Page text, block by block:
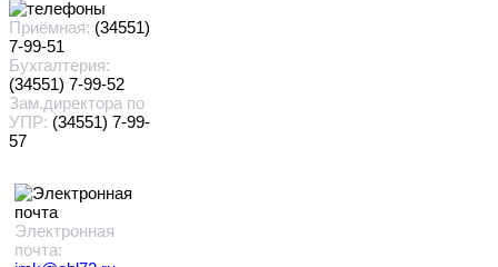
Приёмная: (34551)
7-99-51
Бухгалтерия:
(34551) 7-99-52
Зам.директора по
УПР: (34551) 7-99-
57
Электронная
почта: